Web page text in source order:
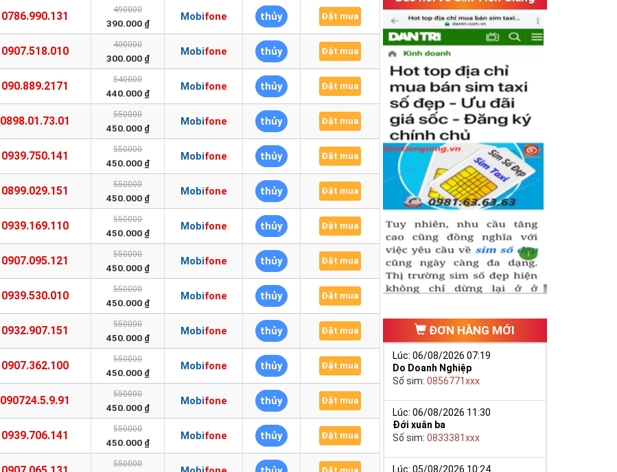
0786.990.131 490000
390.000 ₫
Mobifone thủy Đặt mua
0907.518.010 400000
300.000 ₫
Mobifone thủy Đặt mua
090.889.2171 540000
440.000 ₫
Mobifone thủy Đặt mua
0898.01.73.01 550000
450.000 ₫
Mobifone thủy Đặt mua
0939.750.141 550000
450.000 ₫
Mobifone thủy Đặt mua
0899.029.151 550000
450.000 ₫
Mobifone thủy Đặt mua
0939.169.110 550000
450.000 ₫
Mobifone thủy Đặt mua
0907.095.121 550000
450.000 ₫
Mobifone thủy Đặt mua
0939.530.010 550000
450.000 ₫
Mobifone thủy Đặt mua
0932.907.151 550000
450.000 ₫
Mobifone thủy Đặt mua
0907.362.100 550000
450.000 ₫
Mobifone thủy Đặt mua
090724.5.9.91 550000
450.000 ₫
Mobifone thủy Đặt mua
0939.706.141 550000
450.000 ₫
Mobifone thủy Đặt mua
550000
ĐƠN HÀNG MỚI
Lúc: 06/08/2026 07:19
Do Doanh Nghiệp
Số sim:0856771xxx
Lúc: 06/08/2026 11:30
Đới xuân ba
Số sim:0833381xxx
Lúc: 05/08/2026 10:24